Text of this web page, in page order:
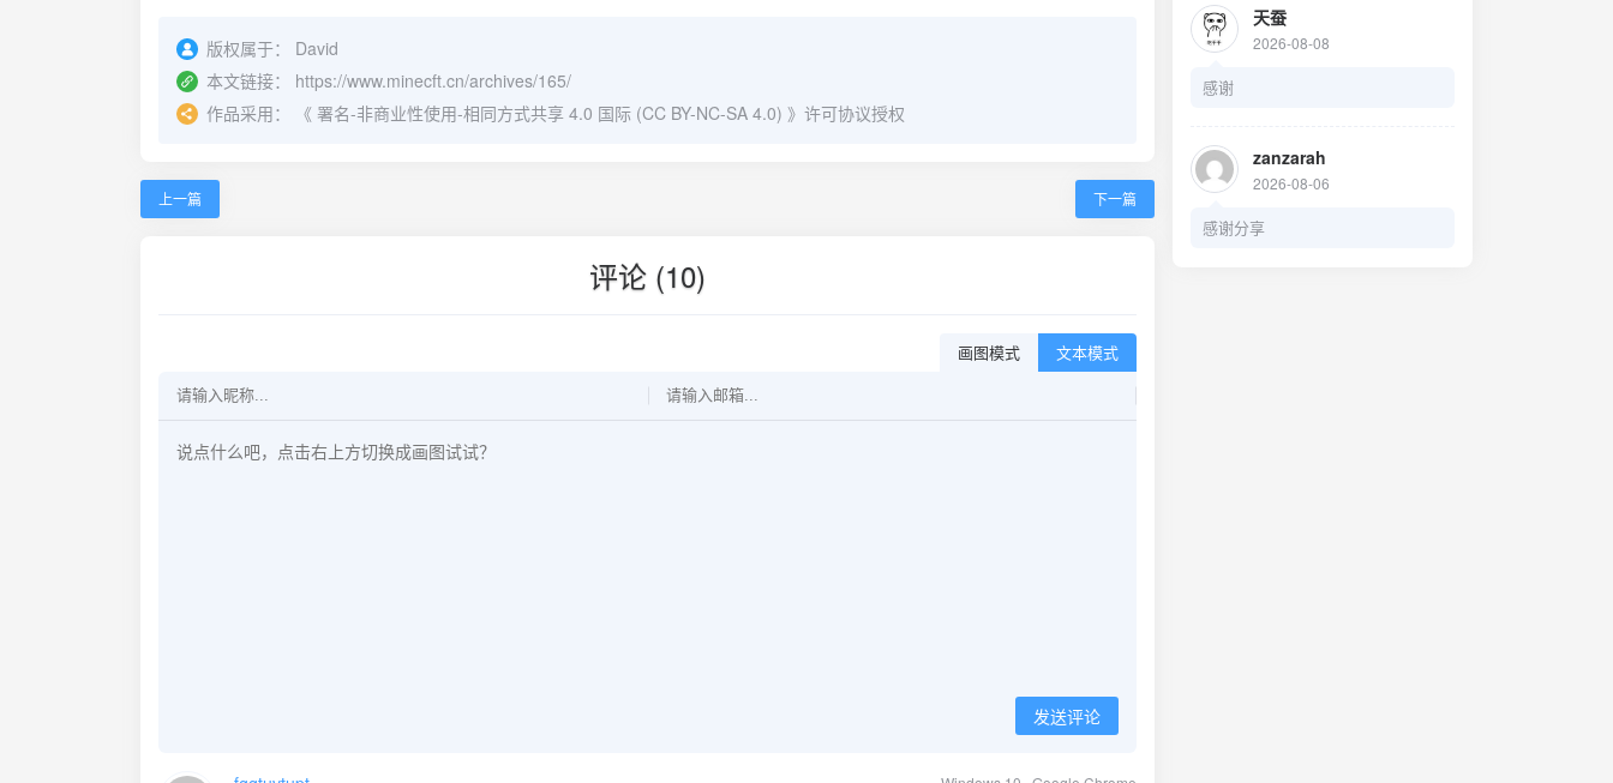
版权属于：
David
本文链接：
https://www.minecft.cn/archives/165/
作品采用：
《 署名-非商业性使用-相同方式共享 4.0 国际 (CC BY-NC-SA 4.0) 》许可协议授权
上一篇 下一篇
评论 (10)
画图模式 文本模式
发送评论
天蚕
2026-08-08
感谢
zanzarah
2026-08-06
感谢分享